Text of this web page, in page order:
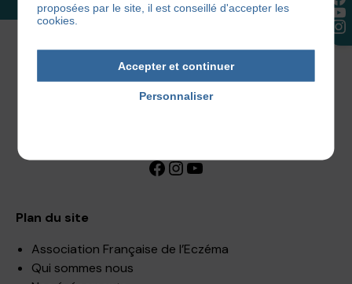
Facebook InstagramYouTube
Plan du site
Association Française de l’Eczéma
Qui sommes nous
proposées par le site, il est conseillé d'accepter les
cookies.
Accepter et continuer
Personnaliser